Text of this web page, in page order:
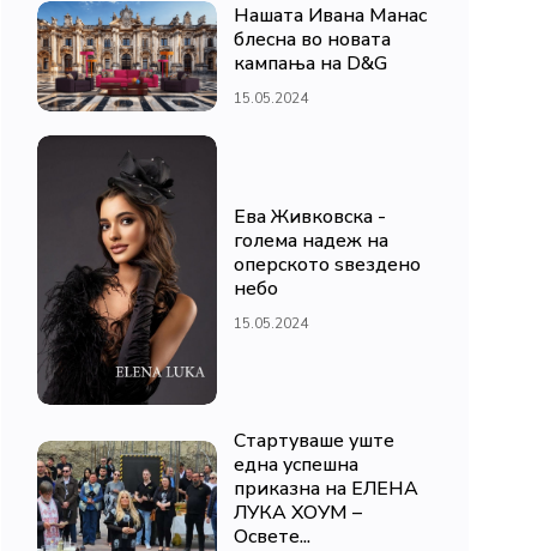
Нашата Ивана Манас
блесна во новата
кампања на D&G
15.05.2024
Ева Живковска -
голема надеж на
оперското ѕвездено
небо
15.05.2024
Стартуваше уште
една успешна
приказна на ЕЛЕНА
ЛУКА ХОУМ –
Освете...